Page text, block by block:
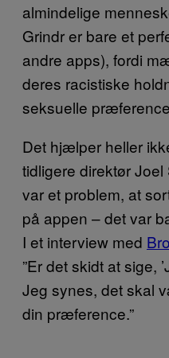
almindelige
Grindr er bare et
andre apps), fordi
deres racistiske
seksuelle
Det hjælper heller
tidligere direktør
var et problem, at
på appen – det var
I et interview med
”Er det skidt at sige,
Jeg synes, det skal
din præference.”